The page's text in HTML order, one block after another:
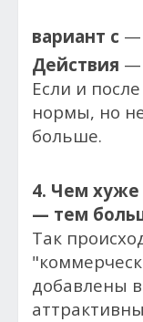
вариант c —
Действия —
Если и
нормы, но
больше.
4. Чем
— тем
Так
добавлены